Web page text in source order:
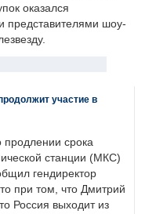
оказался
представителями шоу-
участие в
продлении срока
станции (МКС)
гендиректор
при том, что Дмитрий
Россия выходит из